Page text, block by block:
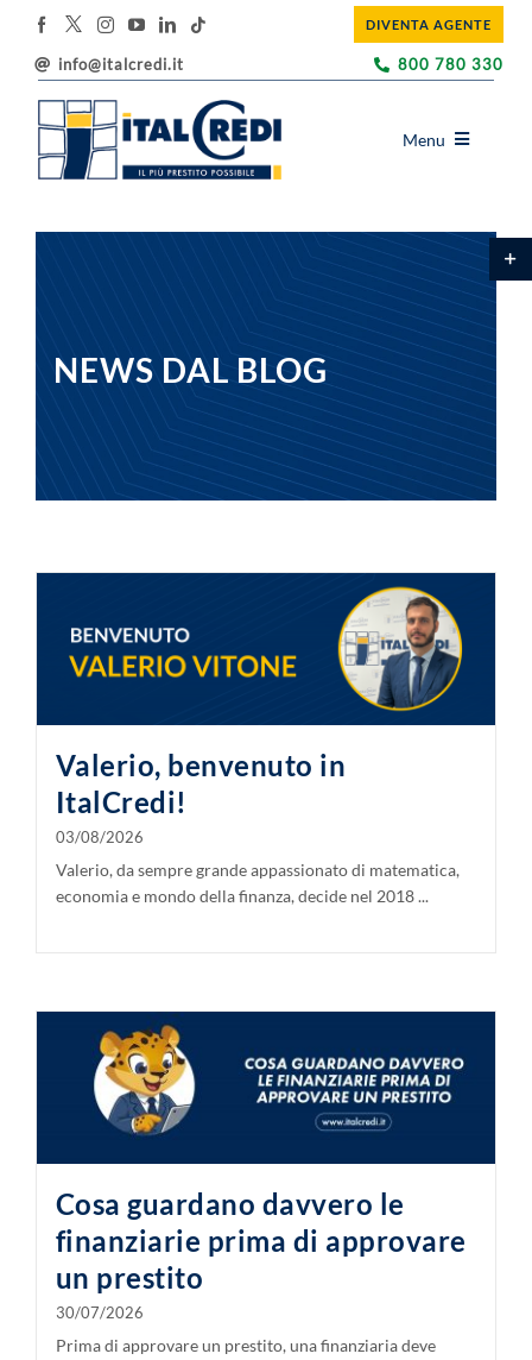
contenuto
DIVENTA AGENTE
info@italcredi.it 800 780 330
Menu
BLOG
SOSTENIBILITÀ
DOVE SIAMO
NEWS DAL BLOG
Valerio, benvenuto in
ItalCredi!
03/08/2026
Valerio, da sempre grande appassionato di matematica,
economia e mondo della finanza, decide nel 2018 ...
Cosa guardano davvero le
finanziarie prima di approvare
un prestito
30/07/2026
Prima di approvare un prestito, una finanziaria deve